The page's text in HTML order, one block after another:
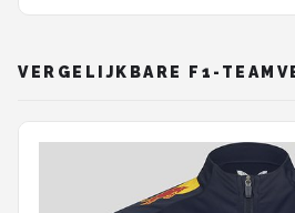
VERGELIJKBARE F1-